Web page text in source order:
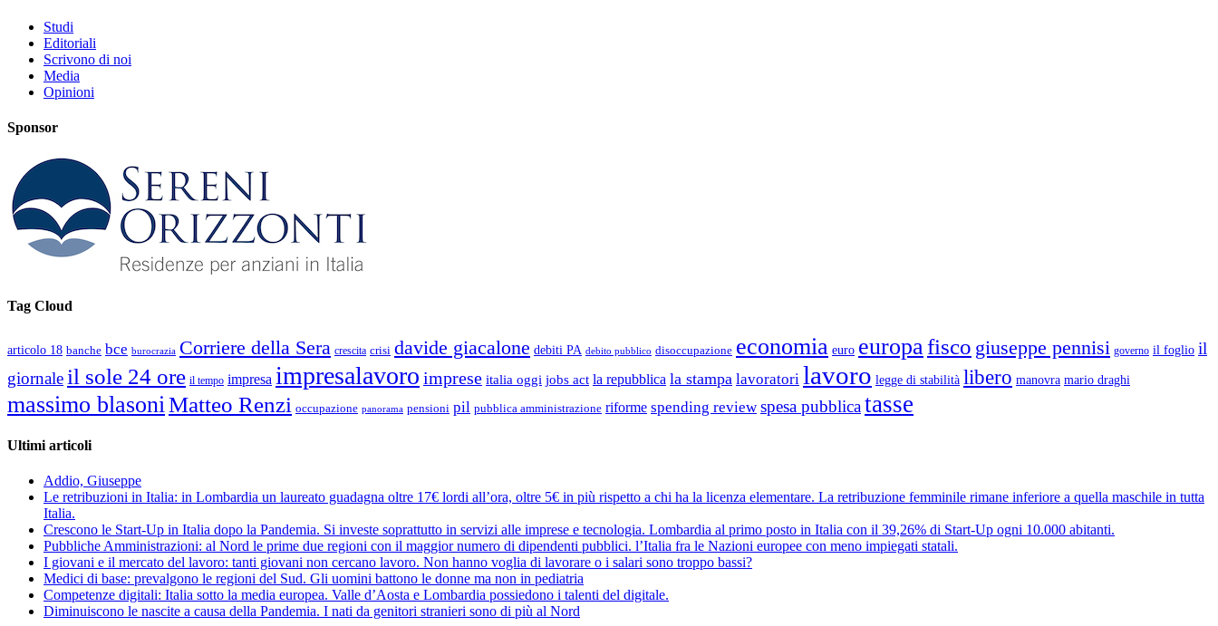
Studi
Editoriali
Scrivono di noi
Media
Opinioni
Sponsor
Tag Cloud
articolo 18 banche bce burocrazia Corriere della Sera crescita crisi davide giacalone debiti PA debito pubblico disoccupazione economia euro europafisco giuseppe pennisi governo il foglio il
giornale il sole 24 ore il tempo impresa impresalavoro imprese italia oggi jobs act la repubblica la stampa lavoratori lavoro legge di stabilità libero manovra mario draghi
massimo blasoniMatteo Renzi occupazione panorama pensioni pil pubblica amministrazione riforme spending review spesa pubblicatasse
Ultimi articoli
Addio, Giuseppe
Le retribuzioni in Italia: in Lombardia un laureato guadagna oltre 17€ lordi all’ora, oltre 5€ in più rispetto a chi ha la licenza elementare. La retribuzione femminile rimane inferiore a quella maschile in tutta
Italia.
Crescono le Start-Up in Italia dopo la Pandemia. Si investe soprattutto in servizi alle imprese e tecnologia. Lombardia al primo posto in Italia con il 39,26% di Start-Up ogni 10.000 abitanti.
Pubbliche Amministrazioni: al Nord le prime due regioni con il maggior numero di dipendenti pubblici. l’Italia fra le Nazioni europee con meno impiegati statali.
I giovani e il mercato del lavoro: tanti giovani non cercano lavoro. Non hanno voglia di lavorare o i salari sono troppo bassi?
Medici di base: prevalgono le regioni del Sud. Gli uomini battono le donne ma non in pediatria
Competenze digitali: Italia sotto la media europea. Valle d’Aosta e Lombardia possiedono i talenti del digitale.
Diminuiscono le nascite a causa della Pandemia. I nati da genitori stranieri sono di più al Nord